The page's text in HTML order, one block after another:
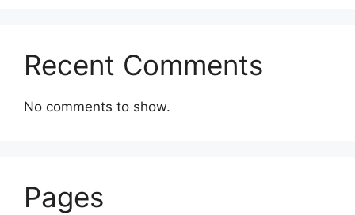
Recent Comments
No comments to show.
Pages